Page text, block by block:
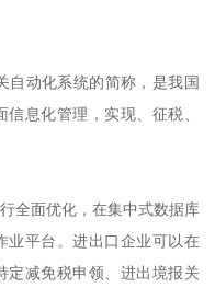
自动化系统的简称，是我国
息化管理，实现、征税、
全面优化，在集中式数据库
业平台。进出口企业可以在
定减免税申领、进出境报关